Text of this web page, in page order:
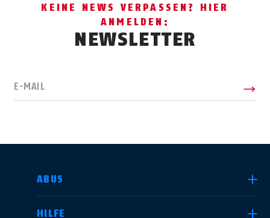
KEINE NEWS VERPASSEN? HIER
ANMELDEN:
NEWSLETTER
E-MAIL
ABUS
HILFE
LAND AUSWÄHLEN